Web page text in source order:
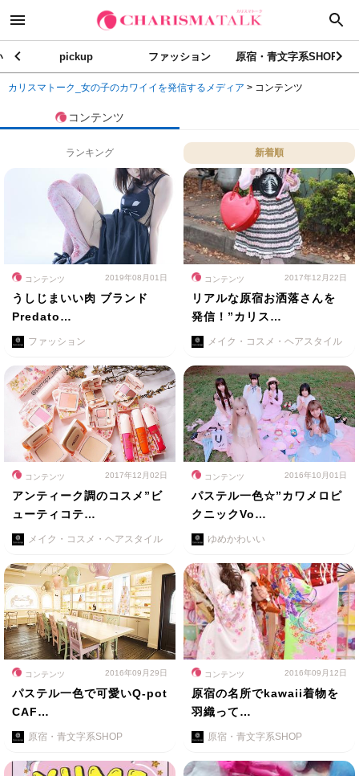
pickup ファッション 原宿・青文字系SHOP
カリスマトーク_女の子のカワイイを発信するメディア > コンテンツ
コンテンツ
ランキング 新着順
コンテンツ 2019年08月01日
うしじまいい肉 ブランド
Predato…
ファッション
コンテンツ 2017年12月22日
リアルな原宿お洒落さんを
発信！”カリス…
メイク・コスメ・ヘアスタイル
コンテンツ 2017年12月02日
アンティーク調のコスメ”ビ
ューティコテ…
メイク・コスメ・ヘアスタイル
コンテンツ 2016年10月01日
パステル一色☆”カワメロピ
クニックVo…
ゆめかわいい
コンテンツ 2016年09月29日
パステル一色で可愛いQ-pot
CAF…
原宿・青文字系SHOP
コンテンツ 2016年09月12日
原宿の名所でkawaii着物を
羽織って…
原宿・青文字系SHOP